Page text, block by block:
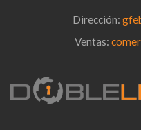
Dirección:
Ventas: